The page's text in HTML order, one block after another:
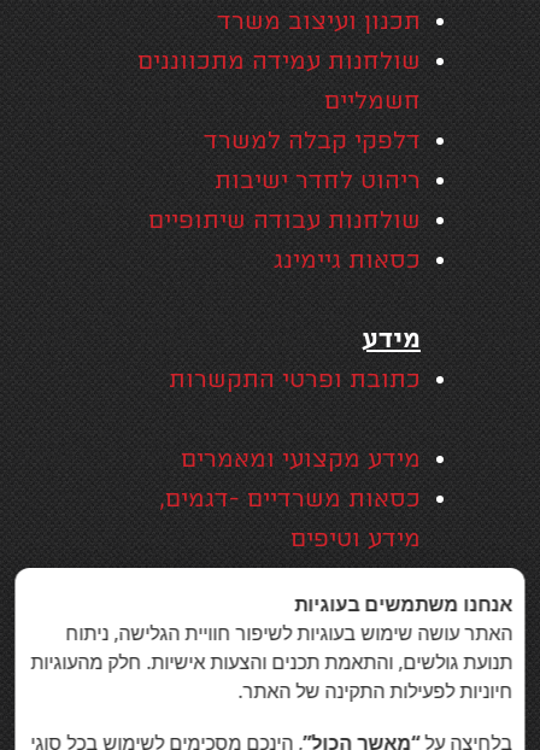
תכנון ועיצוב משרד
שולחנות עמידה מתכווננים
חשמליים
דלפקי קבלה למשרד
ריהוט לחדר ישיבות
שולחנות עבודה שיתופיים
כסאות גיימינג
מידע
כתובת ופרטי התקשרות
מידע מקצועי ומאמרים
כסאות משרדיים -דגמים,
מידע וטיפים
האחריות המקיפה של סמייל
אופיס
בין לקוחות סמייל אופיס
הצהרת נגישות
אנחנו משתמשים בעוגיות
האתר עושה שימוש בעוגיות לשיפור חוויית הגלישה, ניתוח
תנועת גולשים, והתאמת תכנים והצעות אישיות. חלק מהעוגיות
חיוניות לפעילות התקינה של האתר.
בלחיצה על“מאשר הכול”, הינכם מסכימים לשימוש בכל סוגי